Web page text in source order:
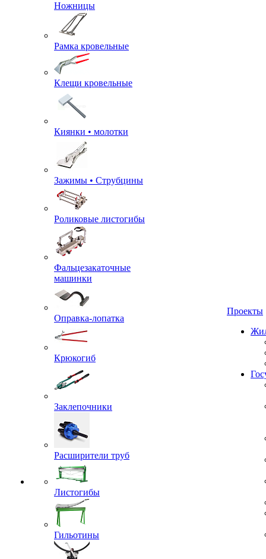
Ножницы
Рамка кровельные
Клещи кровельные
Киянки • молотки
Зажимы • Струбцины
Роликовые листогибы
Фальцезакаточные
машинки
Оправка-лопатка
Крюкогиб
Заклепочники
Расширители труб
Листогибы
Гильотины
Проекты